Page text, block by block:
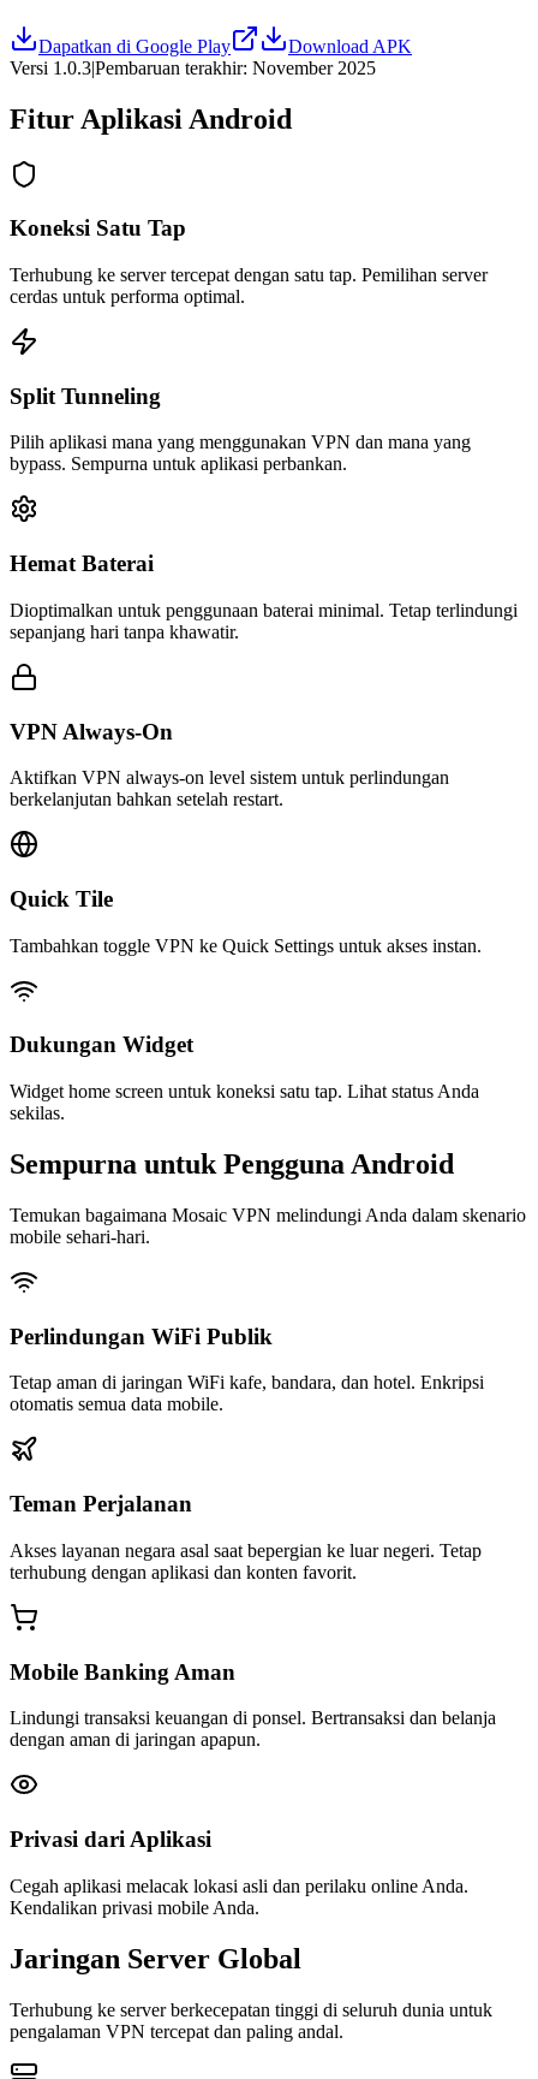
Dapatkan di Google Play
Download APK
Versi 1.0.3|Pembaruan terakhir: November 2025
Fitur Aplikasi Android
Koneksi Satu Tap
Terhubung ke server tercepat dengan satu tap. Pemilihan server
cerdas untuk performa optimal.
Split Tunneling
Pilih aplikasi mana yang menggunakan VPN dan mana yang
bypass. Sempurna untuk aplikasi perbankan.
Hemat Baterai
Dioptimalkan untuk penggunaan baterai minimal. Tetap terlindungi
sepanjang hari tanpa khawatir.
VPN Always-On
Aktifkan VPN always-on level sistem untuk perlindungan
berkelanjutan bahkan setelah restart.
Quick Tile
Tambahkan toggle VPN ke Quick Settings untuk akses instan.
Dukungan Widget
Widget home screen untuk koneksi satu tap. Lihat status Anda
sekilas.
Sempurna untuk Pengguna Android
Temukan bagaimana Mosaic VPN melindungi Anda dalam skenario
mobile sehari-hari.
Perlindungan WiFi Publik
Tetap aman di jaringan WiFi kafe, bandara, dan hotel. Enkripsi
otomatis semua data mobile.
Teman Perjalanan
Akses layanan negara asal saat bepergian ke luar negeri. Tetap
terhubung dengan aplikasi dan konten favorit.
Mobile Banking Aman
Lindungi transaksi keuangan di ponsel. Bertransaksi dan belanja
dengan aman di jaringan apapun.
Privasi dari Aplikasi
Cegah aplikasi melacak lokasi asli dan perilaku online Anda.
Kendalikan privasi mobile Anda.
Jaringan Server Global
Terhubung ke server berkecepatan tinggi di seluruh dunia untuk
pengalaman VPN tercepat dan paling andal.